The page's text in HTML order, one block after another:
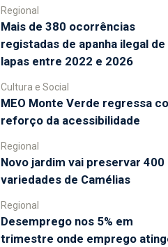
Regional
Mais de 380 ocorrências
registadas de apanha ilegal de
lapas entre 2022 e 2026
Cultura e Social
MEO Monte Verde regressa
reforço da acessibilidade
Regional
Novo jardim vai preservar 400
variedades de Camélias
Regional
Desemprego nos 5% em
trimestre onde emprego